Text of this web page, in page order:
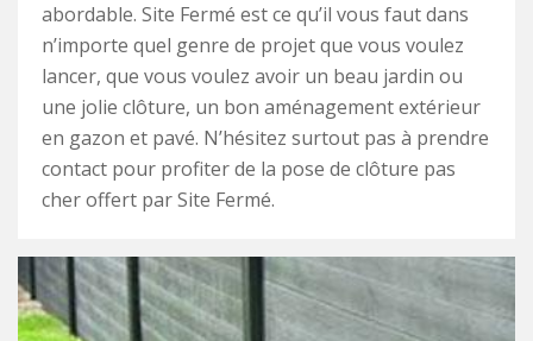
abordable. Site Fermé est ce qu’il vous faut dans
n’importe quel genre de projet que vous voulez
lancer, que vous voulez avoir un beau jardin ou
une jolie clôture, un bon aménagement extérieur
en gazon et pavé. N’hésitez surtout pas à prendre
contact pour profiter de la pose de clôture pas
cher offert par Site Fermé.